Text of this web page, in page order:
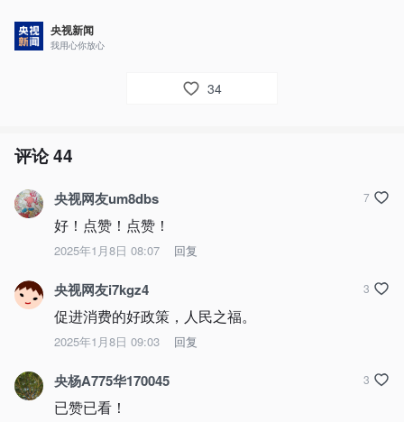
央视新闻
我用心你放心
34
评论44
央视网友um8dbs
好！点赞！点赞！
2025年1月8日 08:07 回复
7
央视网友i7kgz4
促进消费的好政策，人民之福。
2025年1月8日 09:03 回复
3
央杨A775华170045
已赞已看！
3